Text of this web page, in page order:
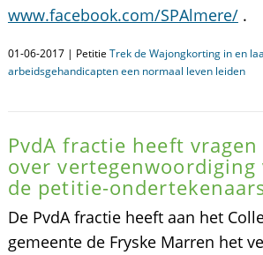
www.facebook.com/SPAlmere/.
01-06-2017 | Petitie Trek de Wajongkorting in en
arbeidsgehandicapten een normaal leven leiden
PvdA fractie heeft
over
de petitie-
De PvdA fractie heeft aan het
gemeente de Fryske Marren het